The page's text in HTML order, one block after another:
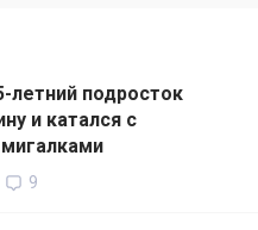
летний подросток
и катался с
9